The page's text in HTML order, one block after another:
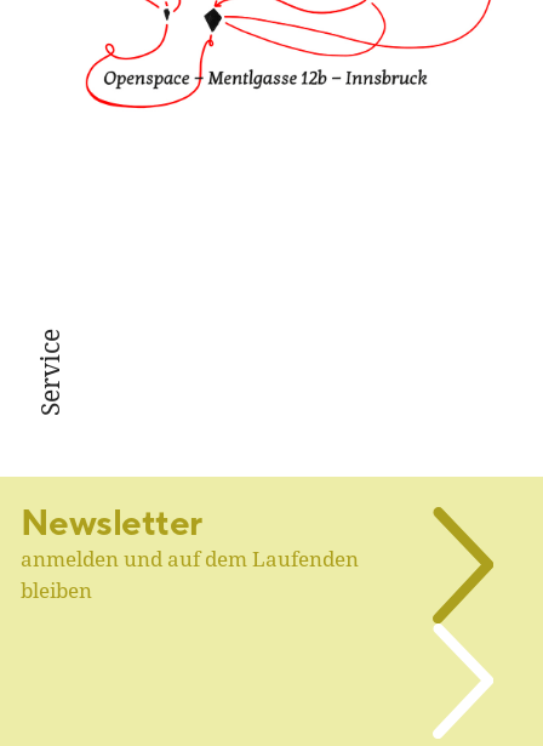
Service
Newsletter
anmelden und auf dem Laufenden
bleiben